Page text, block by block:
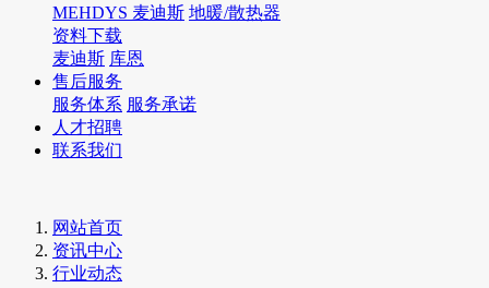
MEHDYS 麦迪斯 地暖/散热器
资料下载
麦迪斯 库恩
售后服务
服务体系 服务承诺
人才招聘
联系我们
网站首页
资讯中心
行业动态